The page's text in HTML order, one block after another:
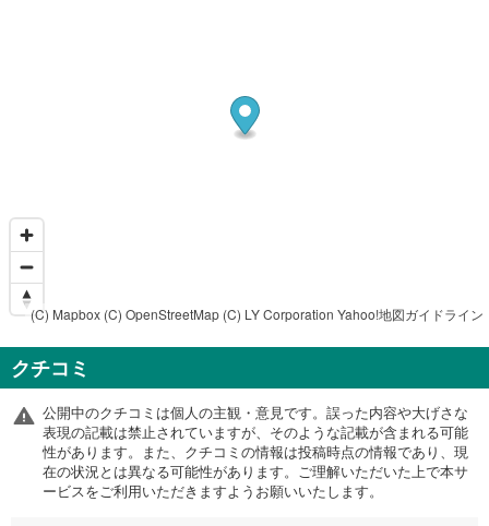
(C) Mapbox (C) OpenStreetMap (C) LY Corporation Yahoo!地図ガイドライン
クチコミ
公開中のクチコミは個人の主観・意見です。誤った内容や大げさな
表現の記載は禁止されていますが、そのような記載が含まれる可能
性があります。また、クチコミの情報は投稿時点の情報であり、現
在の状況とは異なる可能性があります。ご理解いただいた上で本サ
ービスをご利用いただきますようお願いいたします。